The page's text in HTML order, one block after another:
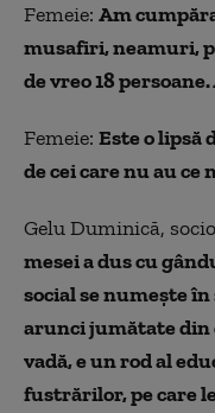
Femeie: Am
musafiri, neamuri,
de vreo 18
Femeie: Este o lipsă
de cei care nu au ce
Gelu Duminică,
mesei a dus cu
social se numeşte
arunci jumătate din
vadă, e un rod al
fustrărilor, pe care